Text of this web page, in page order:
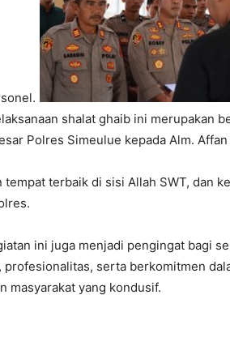
shalat ghaib ini merupakan
Polres Simeulue kepada Alm.
terbaik di sisi Allah SWT, dan
ini juga menjadi pengingat bagi
serta berkomitmen
masyarakat yang kondusif.